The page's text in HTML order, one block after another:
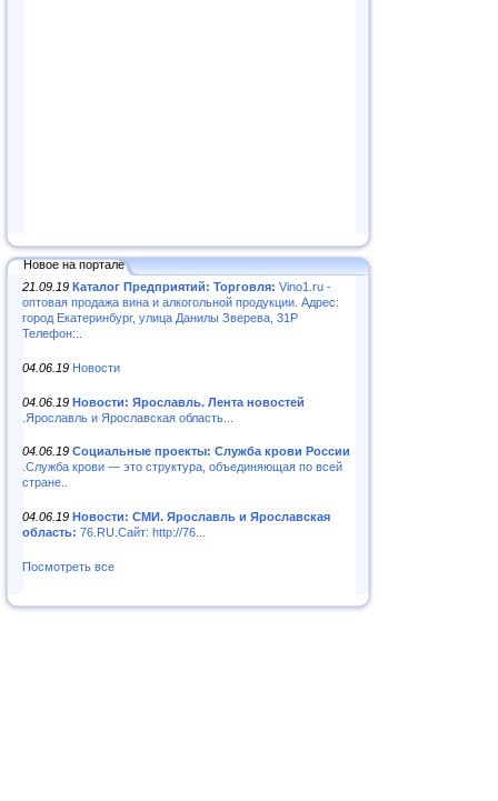
Новое на портале
21.09.19 Каталог Предприятий: Торговля: Vino1.ru -
оптовая продажа вина и алкогольной продукции. Адрес:
город Екатеринбург, улица Данилы Зверева, 31Р
Телефон:..
04.06.19 Новости
04.06.19 Новости: Ярославль. Лента новостей
.Ярославль и Ярославская область...
04.06.19 Социальные проекты: Служба крови России
.Служба крови — это структура, объединяющая по всей
стране..
04.06.19 Новости: СМИ. Ярославль и Ярославская
область: 76.RU.Сайт: http://76...
Посмотреть все